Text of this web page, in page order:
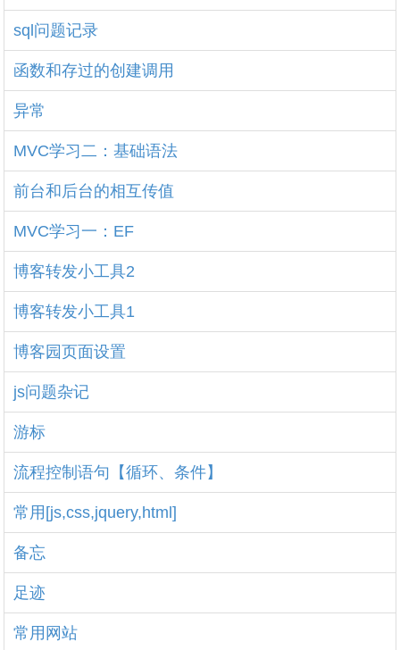
sql问题记录
函数和存过的创建调用
异常
MVC学习二：基础语法
前台和后台的相互传值
MVC学习一：EF
博客转发小工具2
博客转发小工具1
博客园页面设置
js问题杂记
游标
流程控制语句【循环、条件】
常用[js,css,jquery,html]
备忘
足迹
常用网站